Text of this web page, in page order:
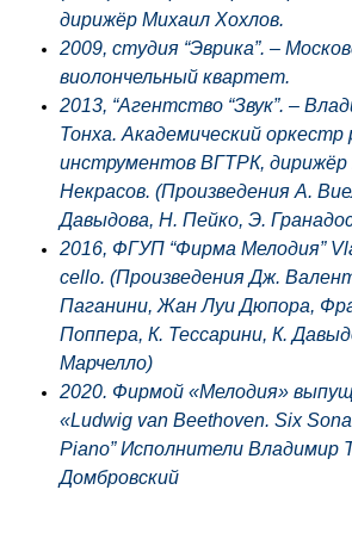
дирижёр Михаил Хохлов.
2009, студия “Эврика”. –
виолончельный квартет.
2013, “Агентство “Звук”. –
Тонха. Академический оркестр
инструментов ВГТРК, дирижёр
Некрасов. (Произведения А.
Давыдова, Н. Пейко, Э.
2016, ФГУП “Фирма Мелодия”
cello. (Произведения Дж.
Паганини, Жан Луи Дюпора,
Поппера, К. Тессарини, К.
Марчелло)
2020. Фирмой «Мелодия»
«Ludwig van Beethoven. Six
Piano” Исполнители Владимир
Домбровский